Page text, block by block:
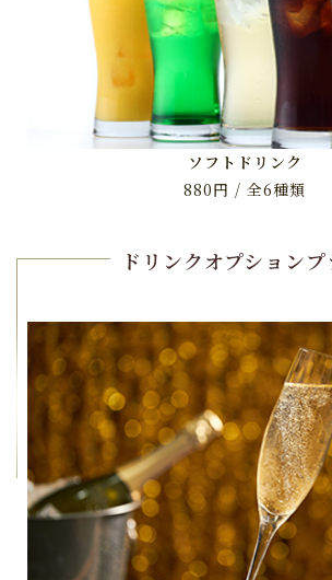
ソフトドリンク
880円 / 全6種類
ドリンクオプションプ